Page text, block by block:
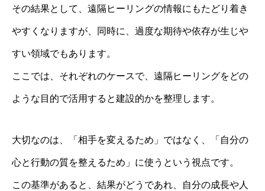
その結果として、遠隔ヒーリングの情報にもたどり着き
やすくなりますが、同時に、過度な期待や依存が生じや
すい領域でもあります。
ここでは、それぞれのケースで、遠隔ヒーリングをどの
ような目的で活用すると建設的かを整理します。
大切なのは、「相手を変えるため」ではなく、「自分の
心と行動の質を整えるため」に使うという視点です。
この基準があると、結果がどうであれ、自分の成長や人